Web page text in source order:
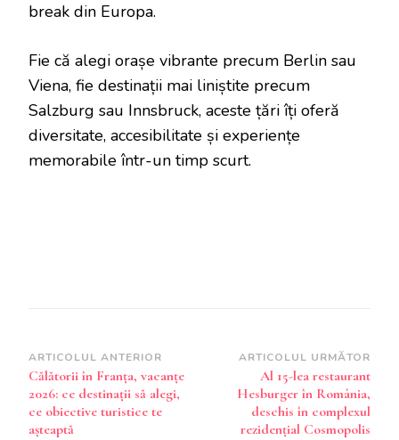
break din Europa.
Fie că alegi orașe vibrante precum Berlin sau
Viena, fie destinații mai liniștite precum
Salzburg sau Innsbruck, aceste țări îți oferă
diversitate, accesibilitate și experiențe
memorabile într-un timp scurt.
Navigare
în
articole
ARTICOLUL ANTERIOR
Călătorii în Franța, vacanțe
2026: ce destinații să alegi,
ce obiective turistice te
așteaptă
ARTICOLUL URMĂTOR
Al 15-lea restaurant
Hesburger în România,
deschis în complexul
rezidențial Cosmopolis